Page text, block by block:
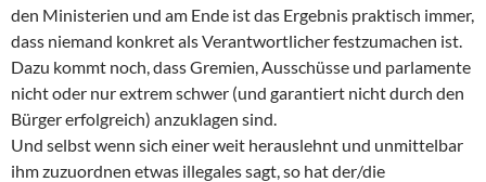
den Ministerien und am Ende ist das Ergebnis praktisch immer,
dass niemand konkret als Verantwortlicher festzumachen ist.
Dazu kommt noch, dass Gremien, Ausschüsse und parlamente
nicht oder nur extrem schwer (und garantiert nicht durch den
Bürger erfolgreich) anzuklagen sind.
Und selbst wenn sich einer weit herauslehnt und unmittelbar
ihm zuzuordnen etwas illegales sagt, so hat der/die